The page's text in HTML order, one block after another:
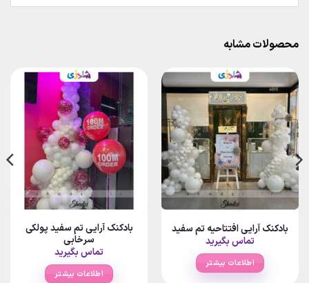
محصولات مشابه
بادکنک آرایی افتتاحیه تم سفید
تماس بگیرید
اطلاعات بیشتر
بادکنک آرایی تم سفید پولکی
سرخابی
تماس بگیرید
اطلاعات بیشتر